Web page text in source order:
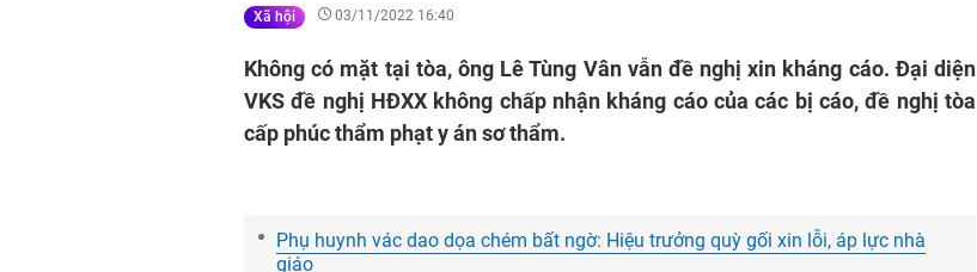
Xã hội 03/11/2022 16:40
Không có mặt tại tòa, ông Lê Tùng Vân vẫn đề nghị xin kháng cáo. Đại diện
VKS đề nghị HĐXX không chấp nhận kháng cáo của các bị cáo, đề nghị tòa
cấp phúc thẩm phạt y án sơ thẩm.
Phụ huynh vác dao dọa chém bất ngờ: Hiệu trưởng quỳ gối xin lỗi, áp lực nhà
giáo